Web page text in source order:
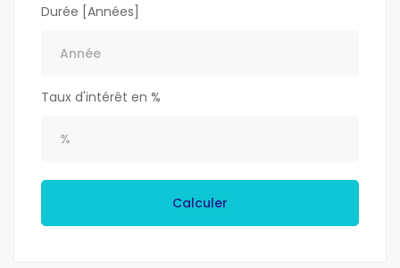
Durée [Années]
Taux d'intérêt en %
Calculer